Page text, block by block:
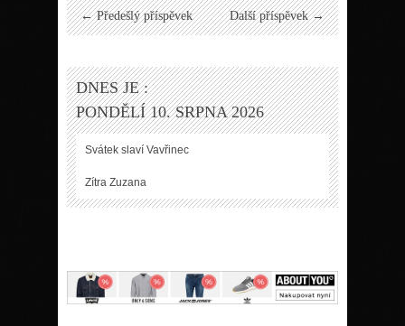
← Předešlý příspěvek Další příspěvek →
DNES JE :
PONDĚLÍ 10. SRPNA 2026
Svátek slaví Vavřinec
Zítra Zuzana